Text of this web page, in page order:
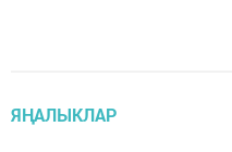
ЯҢАЛЫКЛАР